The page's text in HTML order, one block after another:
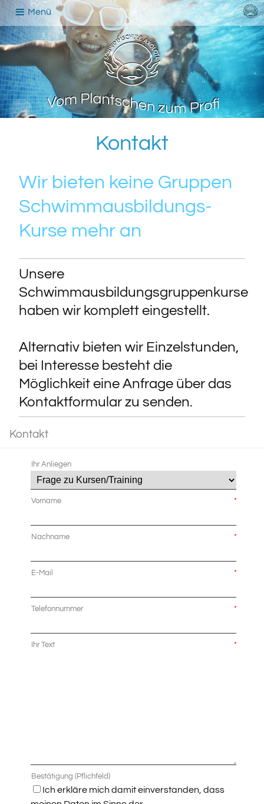
Menü
Kontakt
Wir bieten keine Gruppen
Schwimmausbildungs-
Kurse mehr an
Unsere
Schwimmausbildungsgruppenkurse
haben wir komplett eingestellt.
Alternativ bieten wir Einzelstunden,
bei Interesse besteht die
Möglichkeit eine Anfrage über das
Kontaktformular zu senden.
Kontakt
Ihr Anliegen
Vorname *
Nachname *
E-Mail *
Telefonnummer *
Ihr Text *
Bestätigung (Pflichfeld)
Ich erkläre mich damit einverstanden, dass